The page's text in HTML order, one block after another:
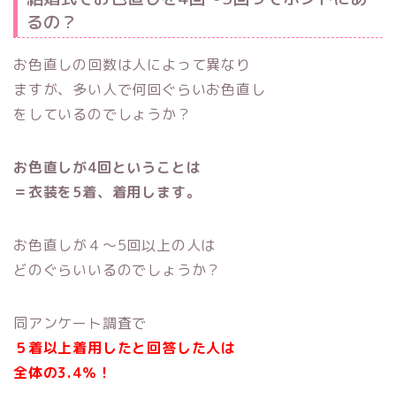
るの？
お色直しの回数は人によって異なり
ますが、多い人で何回ぐらいお色直し
をしているのでしょうか？
お色直しが4回ということは
＝衣装を5着、着用します。
お色直しが４～5回以上の人は
どのぐらいいるのでしょうか？
同アンケート調査で
５着以上着用したと回答した人は
全体の3.4％！